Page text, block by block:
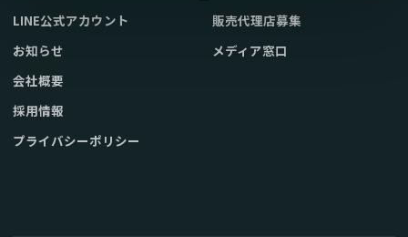
LINE公式アカウント
お知らせ
会社概要
採用情報
プライバシーポリシー
販売代理店募集
メディア窓口